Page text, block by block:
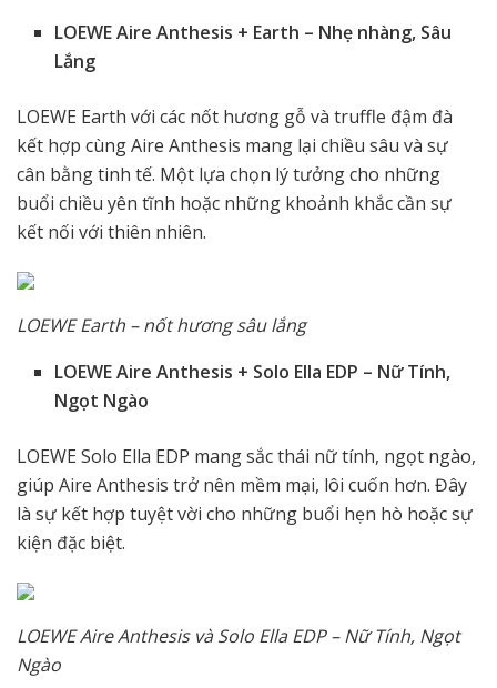
LOEWE Aire Anthesis + Earth – Nhẹ nhàng, Sâu
Lắng
LOEWE Earth với các nốt hương gỗ và truffle đậm đà
kết hợp cùng Aire Anthesis mang lại chiều sâu và sự
cân bằng tinh tế. Một lựa chọn lý tưởng cho những
buổi chiều yên tĩnh hoặc những khoảnh khắc cần sự
kết nối với thiên nhiên.
LOEWE Earth – nốt hương sâu lắng
LOEWE Aire Anthesis + Solo Ella EDP – Nữ Tính,
Ngọt Ngào
LOEWE Solo Ella EDP mang sắc thái nữ tính, ngọt ngào,
giúp Aire Anthesis trở nên mềm mại, lôi cuốn hơn. Đây
là sự kết hợp tuyệt vời cho những buổi hẹn hò hoặc sự
kiện đặc biệt.
LOEWE Aire Anthesis và Solo Ella EDP – Nữ Tính, Ngọt
Ngào